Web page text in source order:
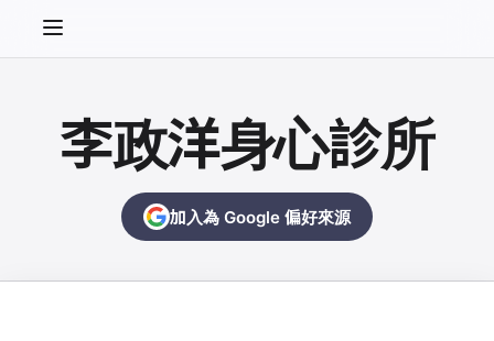
李政洋身心診所
加入為 Google 偏好來源